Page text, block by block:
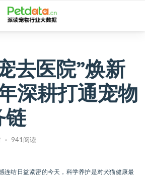
去医院”焕新
深耕打通宠物
链
941阅读
连结日益紧密的今天，科学养护是对犬猫健康最